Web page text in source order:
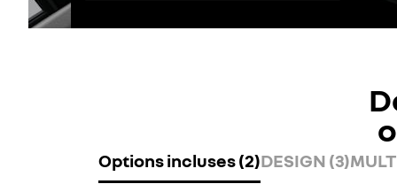
Options incluses (2)DESIGN (3)